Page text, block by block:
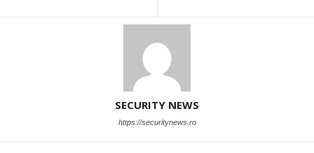
SECURITY NEWS
https://securitynews.ro